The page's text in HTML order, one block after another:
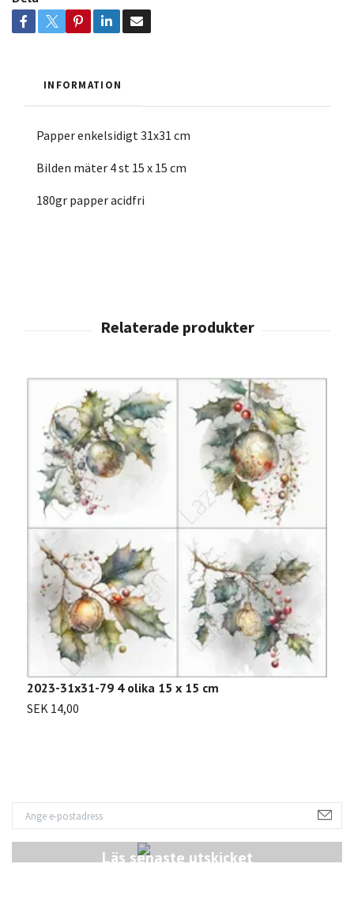
Läs senaste utskicket
INFORMATION
Papper enkelsidigt 31x31 cm
Bilden mäter 4 st 15 x 15 cm
180gr papper acidfri
2023-31x31-79 4 olika 15 x 15 cm
SEK 14,00